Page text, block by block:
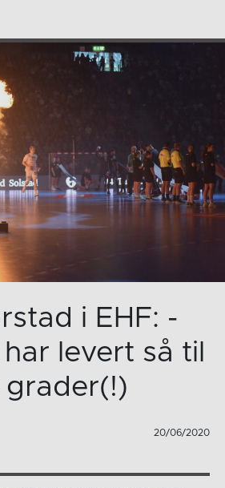
i EHF: -
levert så til
grader(!)
20/06/2020